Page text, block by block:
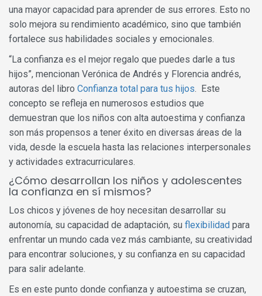
una mayor capacidad para aprender de sus errores. Esto no
solo mejora su rendimiento académico, sino que también
fortalece sus habilidades sociales y emocionales.
“La confianza es el mejor regalo que puedes darle a tus
hijos”, mencionan Verónica de Andrés y Florencia andrés,
autoras del libro Confianza total para tus hijos. Este
concepto se refleja en numerosos estudios que
demuestran que los niños con alta autoestima y confianza
son más propensos a tener éxito en diversas áreas de la
vida, desde la escuela hasta las relaciones interpersonales
y actividades extracurriculares.
¿Cómo desarrollan los niños y adolescentes
la confianza en sí mismos?
Los chicos y jóvenes de hoy necesitan desarrollar su
autonomía, su capacidad de adaptación, su flexibilidad para
enfrentar un mundo cada vez más cambiante, su creatividad
para encontrar soluciones, y su confianza en su capacidad
para salir adelante.
Es en este punto donde confianza y autoestima se cruzan,